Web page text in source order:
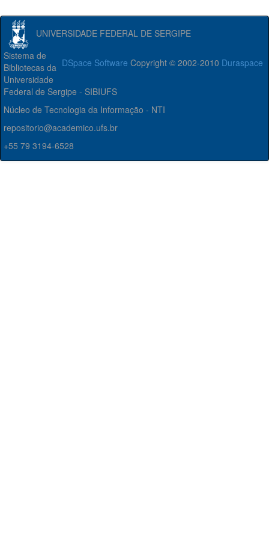
UNIVERSIDADE FEDERAL DE SERGIPE
DSpace Software Copyright © 2002-2010 Duraspace
Sistema de
Bibliotecas da
Universidade
Federal de Sergipe - SIBIUFS
Núcleo de Tecnologia da Informação - NTI
repositorio@academico.ufs.br
+55 79 3194-6528